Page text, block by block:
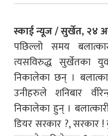
स्काई न्यूज / सुर्खेत, २४
पछिल्लो समय
त्यसविरुद्ध सुर्खेतका
निकालेका छन् ।
उनीहरुले शनिबार
निकालेका हुन् ।
डियर सरकार ?, सरकार !